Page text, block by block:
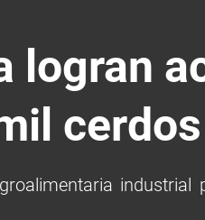
logran
cerdos